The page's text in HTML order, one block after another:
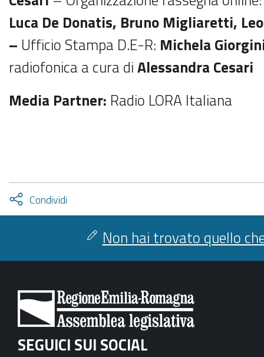
Luca De Donatis, Bruno Migliaretti,
– Ufficio Stampa D.E-R: Michela
radiofonica a cura diAlessandra Cesari
Media Partner: Radio LORA Italiana
Condividi
facebook
twitter
Attiva
condividi
Non hai trovato quello
SEGUICI SUI SOCIAL